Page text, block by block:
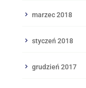
marzec 2018
styczeń 2018
grudzień 2017